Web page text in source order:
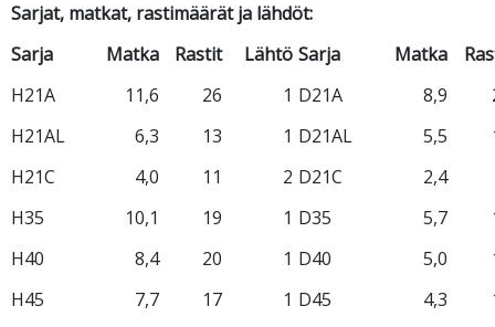
Sarjat, matkat, rastimäärät ja lähdöt:
Sarja
Matka Rastit Lähtö Sarja Matka
H21A
11,6 26 1 D21A 8,9
H21AL
6,3 13 1 D21AL 5,5
H21C
4,0 11 2 D21C
2,4
H35
10,1 19 1 D35 5,7
H40
8,4 20 1 D40 5,0
H45
7,7 17 1 D45 4,3